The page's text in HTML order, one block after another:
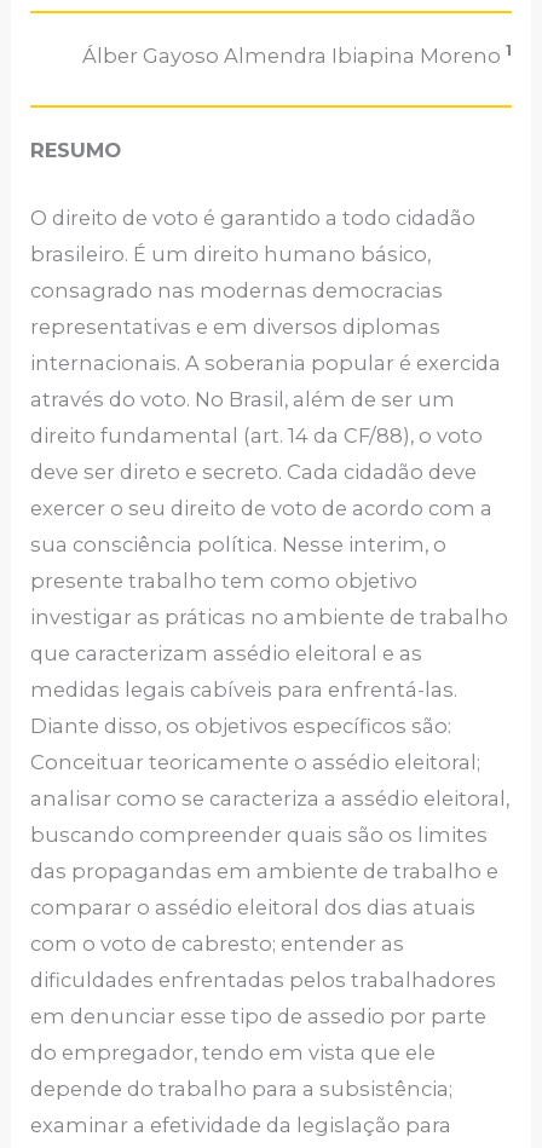
Álber Gayoso Almendra Ibiapina Moreno 1
RESUMO
O direito de voto é garantido a todo cidadão
brasileiro. É um direito humano básico,
consagrado nas modernas democracias
representativas e em diversos diplomas
internacionais. A soberania popular é exercida
através do voto. No Brasil, além de ser um
direito fundamental (art. 14 da CF/88), o voto
deve ser direto e secreto. Cada cidadão deve
exercer o seu direito de voto de acordo com a
sua consciência política. Nesse interim, o
presente trabalho tem como objetivo
investigar as práticas no ambiente de trabalho
que caracterizam assédio eleitoral e as
medidas legais cabíveis para enfrentá-las.
Diante disso, os objetivos específicos são:
Conceituar teoricamente o assédio eleitoral;
analisar como se caracteriza a assédio eleitoral,
buscando compreender quais são os limites
das propagandas em ambiente de trabalho e
comparar o assédio eleitoral dos dias atuais
com o voto de cabresto; entender as
dificuldades enfrentadas pelos trabalhadores
em denunciar esse tipo de assedio por parte
do empregador, tendo em vista que ele
depende do trabalho para a subsistência;
examinar a efetividade da legislação para